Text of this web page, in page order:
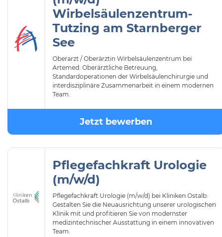
Wirbelsäulenzentrum-
Tutzing am Starnberger
See
Oberarzt / Oberärztin Wirbelsäulenzentrum bei
Artemed: Oberärztliche Betreuung,
Standardoperationen der Wirbelsäulenchirurgie und
interdisziplinäre Zusammenarbeit in einem modernen
Team.
Jetzt bewerben
Pflegefachkraft Urologie
(m/w/d)
Pflegefachkraft Urologie (m/w/d) bei Kliniken Ostalb:
Gestalten Sie die Neuausrichtung unserer urologischen
Klinik mit und profitieren Sie von modernster
medizintechnischer Ausstattung in einem innovativen
Team.